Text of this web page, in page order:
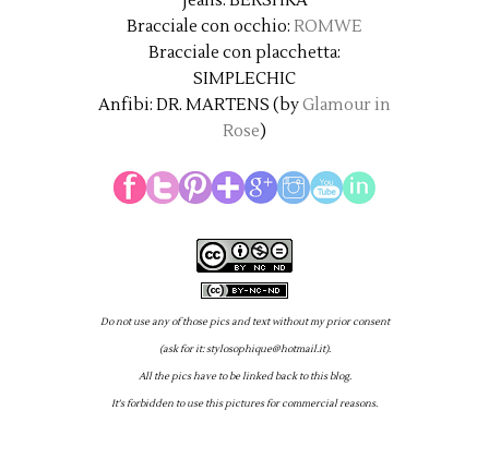
Bracciale con occhio: ROMWE
Bracciale con placchetta:
SIMPLECHIC
Anfibi: DR. MARTENS (byGlamour in
Rose)
Do not use any of those pics and text without my prior consent
(ask for it: stylosophique@hotmail.it).
All the pics have to be linked back to this blog.
It's forbidden to use this pictures for commercial reasons.